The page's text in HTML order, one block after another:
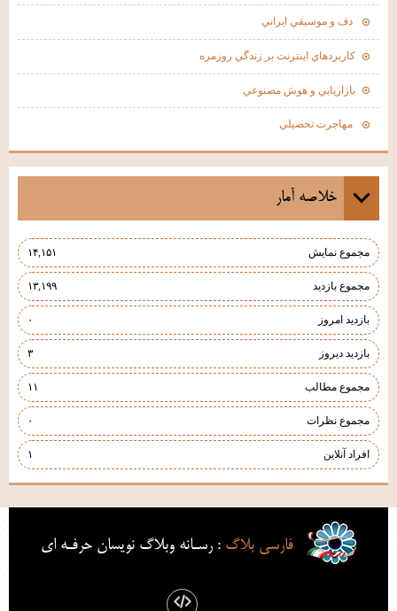
دف و موسيقي ايراني
كاربردهاي اينترنت بر زندگي روزمره
بازاريابي و هوش مصنوعي
مهاجرت تحصيلي
خلاصه آمار
مجموع نمایش‌ ۱۴,۱۵۱
مجموع بازدید ۱۳,۱۹۹
بازدید امروز ۰
بازدید دیروز ۳
مجموع مطالب ۱۱
مجموع نظرات ۰
افراد آنلاین ۱
فارسي بلاگ : رسـانه وبلاگ نويسان حرفـه اي